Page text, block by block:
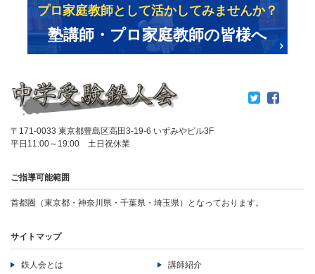
〒171-0033 東京都豊島区高田3-19-6 いずみやビル3F
平日11:00～19:00 土日祝休業
ご指導可能範囲
首都圏（東京都・神奈川県・千葉県・埼玉県）となっております。
サイトマップ
鉄人会とは 講師紹介
プロ家庭教師として活かしてみませんか？
塾講師・プロ家庭教師の皆様へ